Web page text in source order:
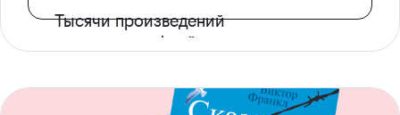
Тысячи произведений
с доступом офлайн